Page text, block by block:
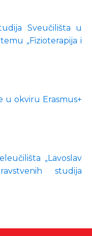
Sveučilišta u
„Fizioterapija i
u okviru Erasmus+
„Lavoslav
studija